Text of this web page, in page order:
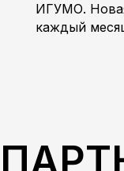
ИГУМО.
каждый